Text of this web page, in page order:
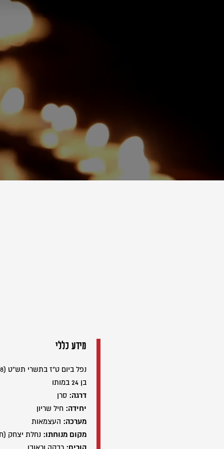
מידע כללי
נפל ביום ט"ז בתשרי תש"ט (19/10/1948)
בן 24 במותו
דרגה: סרן
יחידה: חיל שריון
מערכה: העצמאות
מקום מנוחתו: נחלת יצחק